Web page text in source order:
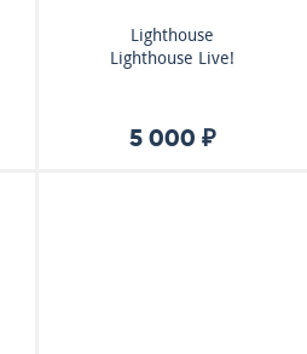
Lighthouse
Lighthouse Live!
5 000 ₽